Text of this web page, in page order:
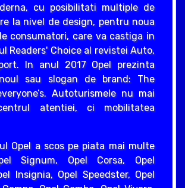
cu posibilitati multiple de
la nivel de design, pentru noua
consumatori, care va castiga in
Readers' Choice al revistei Auto,
In anul 2017 Opel prezinta
sau slogan de brand: The
Autoturismele nu mai
atentiei, ci mobilitatea
Opel a scos pe piata mai multe
Signum, Opel Corsa, Opel
Insignia, Opel Speedster, Opel